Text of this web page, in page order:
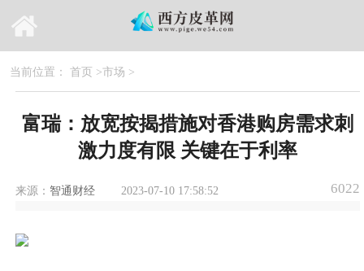
当前位置： 首页 >市场 >
富瑞：放宽按揭措施对香港购房需求刺
激力度有限 关键在于利率
来源： 智通财经 2023-07-10 17:58:52 6022